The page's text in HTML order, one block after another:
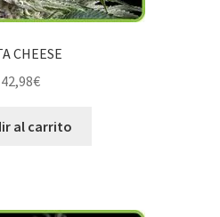
CHEESE
42,98€
al carrito